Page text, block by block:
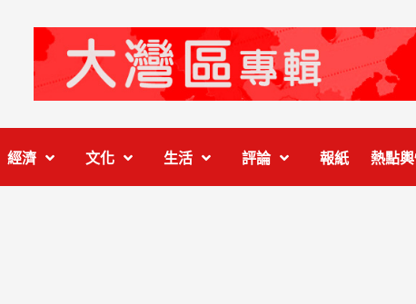
經濟 文化 生活 評論 報紙 熱點